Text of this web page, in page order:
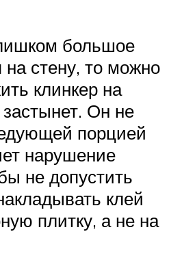
большое
на стену, то можно
клинкер на
Он не
порцией
нарушение
не допустить
клей
плитку, а не на